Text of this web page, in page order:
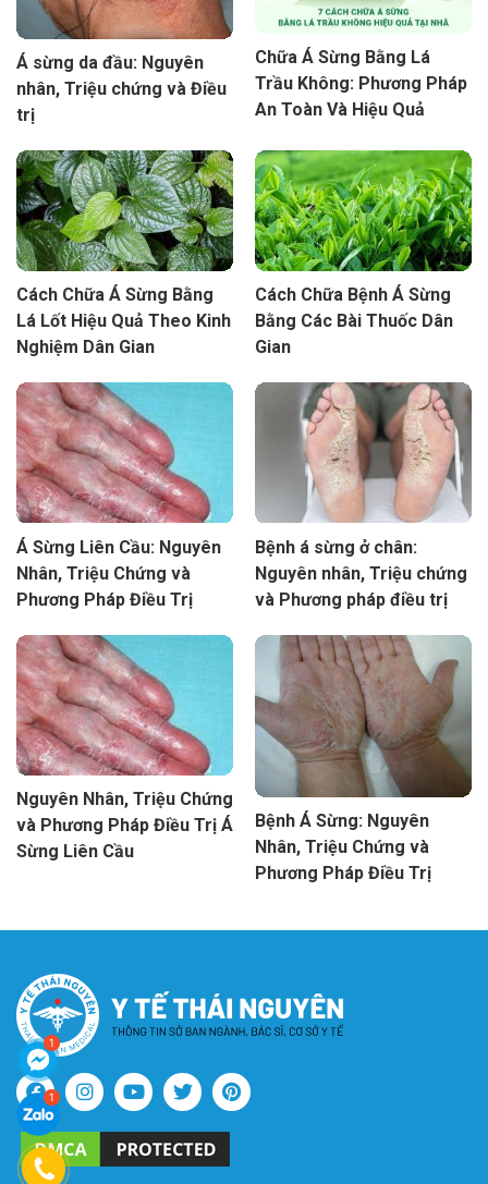
Á sừng da đầu: Nguyên
nhân, Triệu chứng và Điều
trị
Chữa Á Sừng Bằng Lá
Trầu Không: Phương Pháp
An Toàn Và Hiệu Quả
Cách Chữa Á Sừng Bằng
Lá Lốt Hiệu Quả Theo Kinh
Nghiệm Dân Gian
Cách Chữa Bệnh Á Sừng
Bằng Các Bài Thuốc Dân
Gian
Á Sừng Liên Cầu: Nguyên
Nhân, Triệu Chứng và
Phương Pháp Điều Trị
Bệnh á sừng ở chân:
Nguyên nhân, Triệu chứng
và Phương pháp điều trị
Nguyên Nhân, Triệu Chứng
và Phương Pháp Điều Trị Á
Sừng Liên Cầu
Bệnh Á Sừng: Nguyên
Nhân, Triệu Chứng và
Phương Pháp Điều Trị